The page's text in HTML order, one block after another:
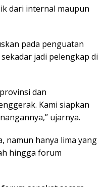
dari internal maupun
pada penguatan
jadi pelengkap di
dan
Kami siapkan
ujarnya.
namun hanya lima yang
hingga forum